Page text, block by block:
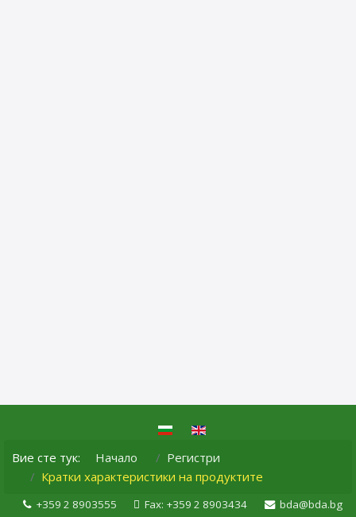
Вие сте тук: Начало
Регистри
Кратки характеристики на продуктите
+359 2 8903555 Fax: +359 2 8903434 bda@bda.bg